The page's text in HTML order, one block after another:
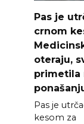
Pas je
crnom
oteraju,
primetila
Pas je
kesom za